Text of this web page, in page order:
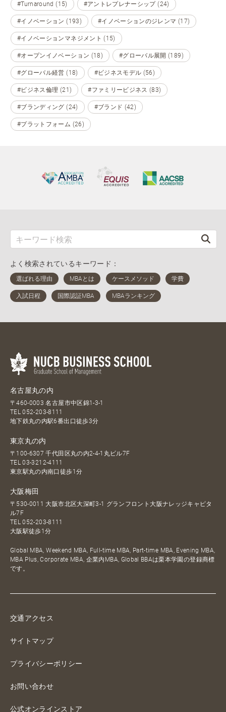
#Turnaround (15) #アントレプレナーシップ (24)
#イノベーション (193) #イノベーションのジレンマ (17)
#イノベーションマネジメント (15)
#オープンイノベーション (18) #グローバル展開 (189)
#グローバル経営 (18) #ビジネスモデル (56)
#ビジネス倫理 (21) #ファミリービジネス (83)
#ブランディング (24) #ブランド (42)
#プラットフォーム (26)
よく検索されているキーワード：
名古屋丸の内
〒460-0003 名古屋市中区錦1-3-1
TEL052-203-8111
地下鉄丸の内駅6番出口徒歩3分
東京丸の内
〒100-6307 千代田区丸の内2-4-1丸ビル7F
TEL03-3212-4111
東京駅丸の内南口徒歩1分
大阪梅田
〒530-0011 大阪市北区大深町3-1 グランフロント大阪ナレッジキャピタ
ル7F
TEL052-203-8111
大阪駅徒歩1分
Global MBA, Weekend MBA, Full-time MBA, Part-time MBA, Evening MBA,
MBA Plus, Corporate MBA, 企業内MBA, Global BBAは栗本学園の登録商標
です。
交通アクセス
サイトマップ
プライバシーポリシー
お問い合わせ
公式オンラインストア